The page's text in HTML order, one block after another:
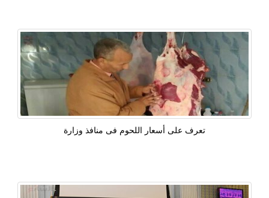
تعرف على أسعار اللحوم فى منافذ وزارة